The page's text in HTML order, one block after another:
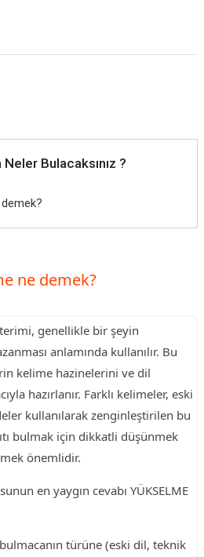
Neler Bulacaksınız ?
ne demek?
genellikle bir şeyin
anlamında kullanılır. Bu
kelime hazinelerini ve dil
hazırlanır. Farklı kelimeler, eski
kullanılarak zenginleştirilen bu
bulmak için dikkatli düşünmek
önemlidir.
en yaygın cevabı YÜKSELME
türüne (eski dil, teknik